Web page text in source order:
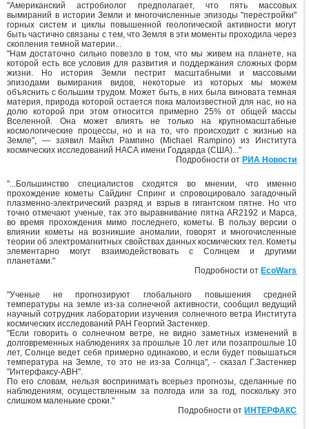
"Американский астробиолог предполагает, что пять массовых
вымираний в истории Земли и многочисленные эпизоды "перестройки"
горных систем и циклы повышенной геологической активности могут
быть частично связаны с тем, что Земля в эти моменты проходила через
скопления темной материи...
"Нам достаточно сильно повезло в том, что мы живем на планете, на
которой есть все условия для развития и поддержания сложных форм
жизни. Но история Земли пестрит масштабными и массовыми
эпизодами вымирания видов, некоторые из которых мы можем
объяснить с большим трудом. Может быть, в них была виновата темная
материя, природа которой остается пока малоизвестной для нас, но на
долю которой при этом относится примерно 25% от общей массы
Вселенной. Она может влиять не только на крупномасштабные
космологические процессы, но и на то, что происходит с жизнью на
Земле", — заявил Майкл Рампино (Michael Rampino) из Института
космических исследований НАСА имени Годдарда (США)..."
Подробности от РИА Новости
"...Большинство специалистов сходятся во мнении, что именно
прохождение кометы Сайдинг Спринг и спровоцировало загадочный
плазменно-электрический разряд и взрыв в гигантском пятне. Но что
точно отмечают ученые, так это выравнивание пятна AR2192 и Марса,
во время прохождения мимо последнего, кометы. В пользу версии о
влиянии кометы на возникшие аномалии, говорят и многочисленные
теории об электромагнитных свойствах данных космических тел. Кометы
элементарно могут взаимодействовать с Солнцем и другими
планетами."
Подробности от EcoWars
"Ученые не прогнозируют глобального повышения средней
температуры на земле из-за солнечной активности, сообщил ведущий
научный сотрудник лаборатории изучения солнечного ветра Института
космических исследований РАН Георгий Застенкер.
"Если говорить о солнечном ветре, не видно заметных изменений в
долговременных наблюдениях за прошлые 10 лет или позапрошлые 10
лет, Солнце ведет себя примерно одинаково, и если будет повышаться
температура на Земле, то это не из-за Солнца", - сказал Г.Застенкер
"Интерфаксу-АВН".
По его словам, нельзя воспринимать всерьез прогнозы, сделанные по
наблюдениям, осуществленным за полгода или за год, поскольку это
слишком маленькие сроки."
Подробности от ИНТЕРФАКС